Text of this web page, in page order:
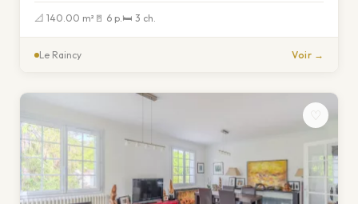
📐 140.00 m² 🚪 6 p.🛏 3 ch.
Le Raincy Voir →
♡